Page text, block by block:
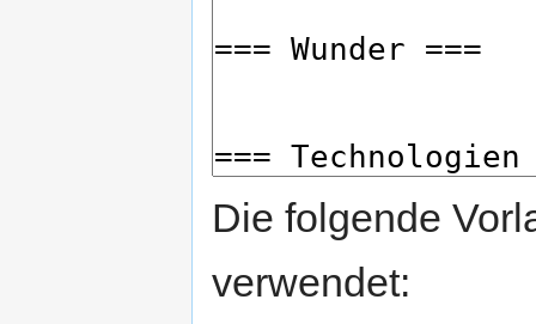
Die folgende
verwendet: